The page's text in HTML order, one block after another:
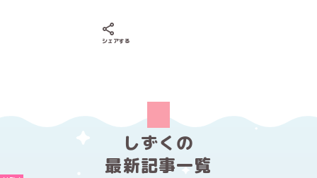
シェアする
しずくの
最新記事一覧